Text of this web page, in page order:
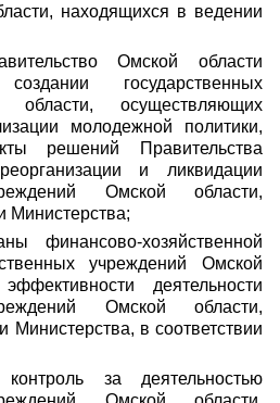
находящихся в ведении
Омской области
государственных
области, осуществляющих
молодежной политики,
решений Правительства
и ликвидации
Омской области,
Министерства;
финансово-хозяйственной
учреждений Омской
деятельности
Омской области,
Министерства, в соответствии
за деятельностью